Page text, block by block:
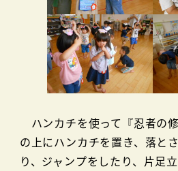
ハンカチを使って『忍者の
の上にハンカチを置き、落と
り、ジャンプをしたり、片足